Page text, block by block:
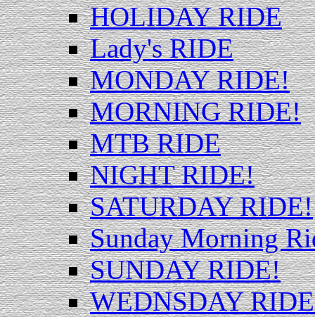
HOLIDAY RIDE
Lady's RIDE
MONDAY RIDE!
MORNING RIDE!
MTB RIDE
NIGHT RIDE!
SATURDAY RIDE!
Sunday Morning
SUNDAY RIDE!
WEDNSDAY